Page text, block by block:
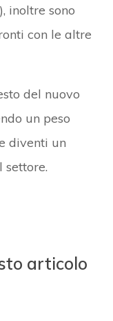
inoltre sono
con le altre
del nuovo
un peso
diventi un
articolo